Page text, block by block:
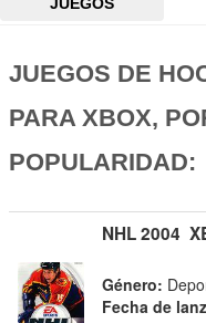
JUEGOS
JUEGOS DE
PARA XBOX,
POPULARIDAD:
NHL 2004
Género:
Fecha de